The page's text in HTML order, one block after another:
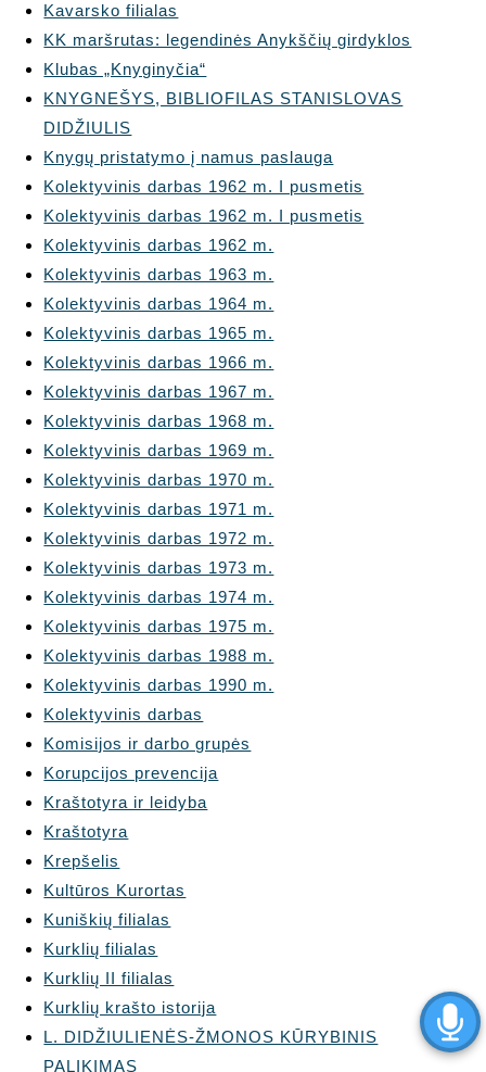
Kavarsko filialas
KK maršrutas: legendinės Anykščių girdyklos
Klubas „Knyginyčia“
KNYGNEŠYS, BIBLIOFILAS STANISLOVAS
DIDŽIULIS
Knygų pristatymo į namus paslauga
Kolektyvinis darbas 1962 m. I pusmetis
Kolektyvinis darbas 1962 m. I pusmetis
Kolektyvinis darbas 1962 m.
Kolektyvinis darbas 1963 m.
Kolektyvinis darbas 1964 m.
Kolektyvinis darbas 1965 m.
Kolektyvinis darbas 1966 m.
Kolektyvinis darbas 1967 m.
Kolektyvinis darbas 1968 m.
Kolektyvinis darbas 1969 m.
Kolektyvinis darbas 1970 m.
Kolektyvinis darbas 1971 m.
Kolektyvinis darbas 1972 m.
Kolektyvinis darbas 1973 m.
Kolektyvinis darbas 1974 m.
Kolektyvinis darbas 1975 m.
Kolektyvinis darbas 1988 m.
Kolektyvinis darbas 1990 m.
Kolektyvinis darbas
Komisijos ir darbo grupės
Korupcijos prevencija
Kraštotyra ir leidyba
Kraštotyra
Krepšelis
Kultūros Kurortas
Kuniškių filialas
Kurklių filialas
Kurklių II filialas
Kurklių krašto istorija
L. DIDŽIULIENĖS-ŽMONOS KŪRYBINIS
PALIKIMAS